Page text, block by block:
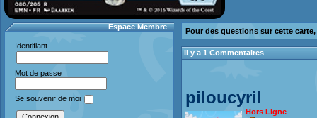
Espace Membre
Identifiant
Mot de passe
Se souvenir de moi
Pour des questions sur cette
Il y a 1 Commentaires
piloucyril
Hors Ligne